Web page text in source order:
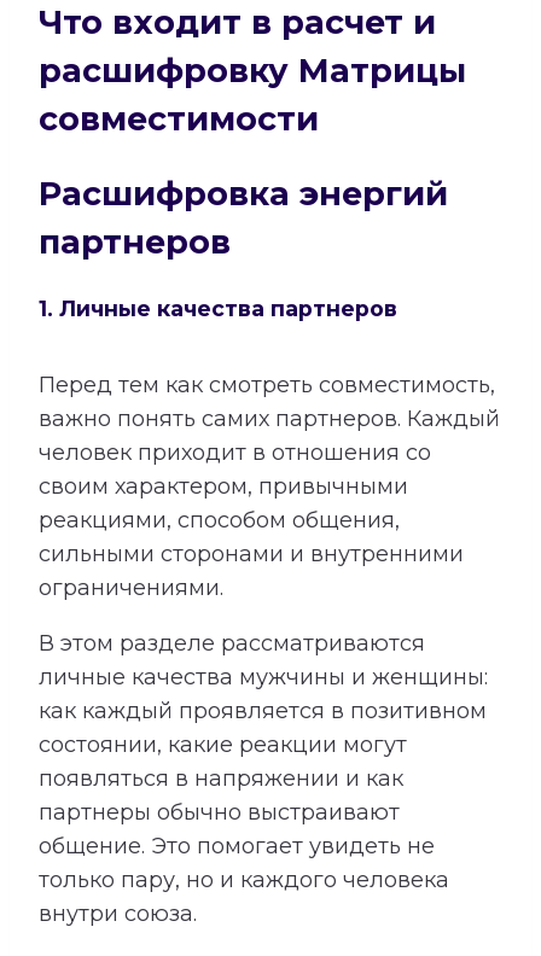
Что входит в расчет и
расшифровку Матрицы
совместимости
Расшифровка энергий
партнеров
1. Личные качества партнеров
Перед тем как смотреть совместимость,
важно понять самих партнеров. Каждый
человек приходит в отношения со
своим характером, привычными
реакциями, способом общения,
сильными сторонами и внутренними
ограничениями.
В этом разделе рассматриваются
личные качества мужчины и женщины:
как каждый проявляется в позитивном
состоянии, какие реакции могут
появляться в напряжении и как
партнеры обычно выстраивают
общение. Это помогает увидеть не
только пару, но и каждого человека
внутри союза.